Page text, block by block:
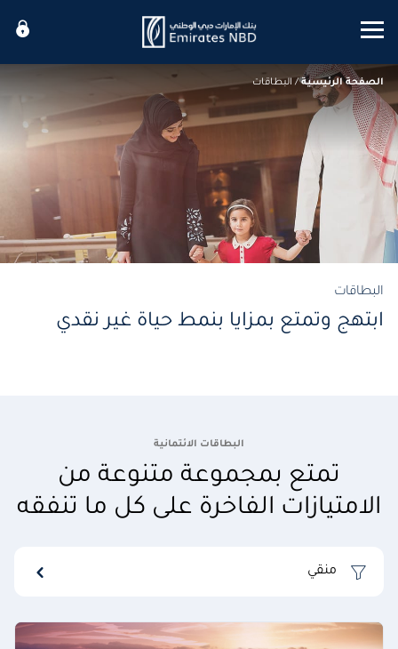
Mobile menu
الصفحة الرئيسية/ البطاقات
البطاقات
ابتهج وتمتع بمزايا بنمط حياة غير نقدي
البطاقات الائتمانية
تمتع بمجموعة متنوعة من
الامتيازات الفاخرة على كل ما تنفقه
منقي